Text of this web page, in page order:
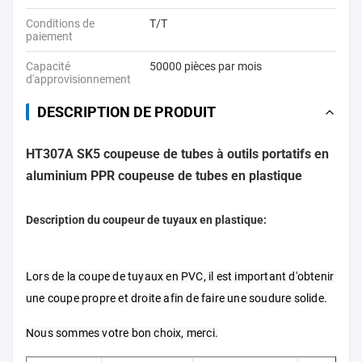
Conditions de
paiement
T/T
Capacité
d'approvisionnement
50000 pièces par mois
DESCRIPTION DE PRODUIT
HT307A SK5 coupeuse de tubes à outils portatifs en
aluminium PPR coupeuse de tubes en plastique
Description du coupeur de tuyaux en plastique:
Lors de la coupe de tuyaux en PVC, il est important d'obtenir
une coupe propre et droite afin de faire une soudure solide.
Nous sommes votre bon choix, merci.